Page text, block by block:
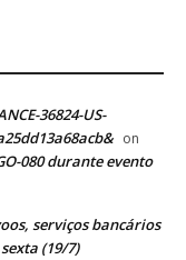
36824-US-
on
080 durante evento
serviços bancários
(19/7)